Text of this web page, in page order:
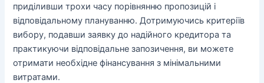
приділивши трохи часу порівнянню пропозицій і
відповідальному плануванню. Дотримуючись критеріїв
вибору, подавши заявку до надійного кредитора та
практикуючи відповідальне запозичення, ви можете
отримати необхідне фінансування з мінімальними
витратами.